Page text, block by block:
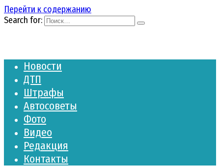
Перейти к содержанию
Search for:
Новости
ДТП
Штрафы
Автосоветы
Фото
Видео
Редакция
Контакты